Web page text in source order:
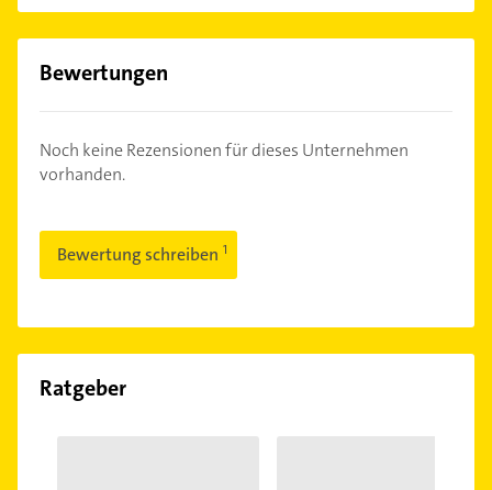
Bewertungen
Noch keine Rezensionen für dieses Unternehmen
vorhanden.
Bewertung schreiben
Ratgeber